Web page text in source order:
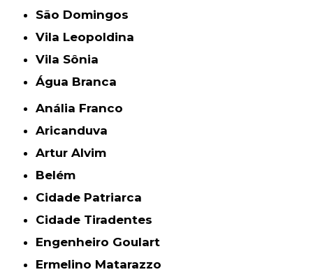
São Domingos
Vila Leopoldina
Vila Sônia
Água Branca
Anália Franco
Aricanduva
Artur Alvim
Belém
Cidade Patriarca
Cidade Tiradentes
Engenheiro Goulart
Ermelino Matarazzo